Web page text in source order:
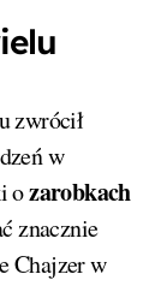
zwrócił
w
ozarobkach
znacznie
Chajzer w